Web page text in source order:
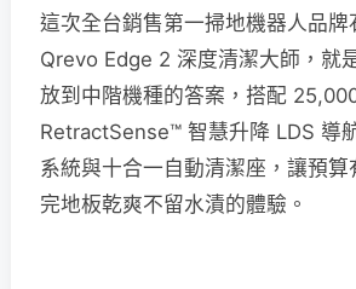
這次全台銷售第一掃地機器人品牌
Qrevo Edge 2 深度清潔大師，就
放到中階機種的答案，搭配
RetractSense™ 智慧升降 LDS 導
系統與十合一自動清潔座，讓預
完地板乾爽不留水漬的體驗。